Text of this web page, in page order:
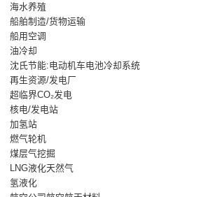
海水养殖
船舶制造/货物运输
船用空调
油冷却
沈氏节能:电动机车电池冷却系统
再生资源/发电厂
超临界CO₂发电
核电/发电站
加氢站
燃气轮机
煤层气挖掘
LNG液化天然气
氢液化